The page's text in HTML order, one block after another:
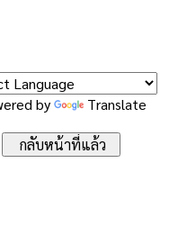
by Translate